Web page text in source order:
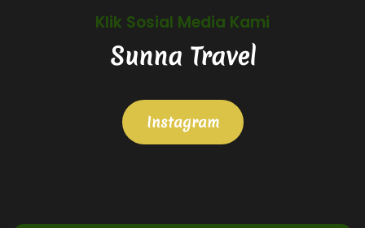
Klik Sosial Media Kami
Sunna Travel
Instagram